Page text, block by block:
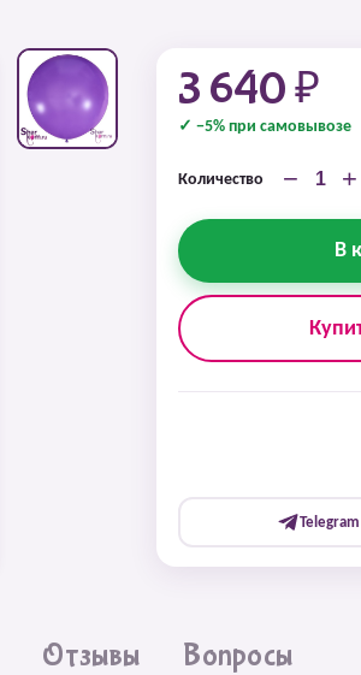
3 640 ₽
✓ −5% при самовывозе
Количество − +
В
Telegram
Отзывы Вопросы